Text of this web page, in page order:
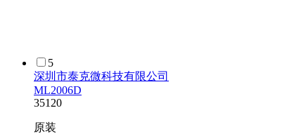
5
深圳市泰克微科技有限公司
ML2006D
35120
原装